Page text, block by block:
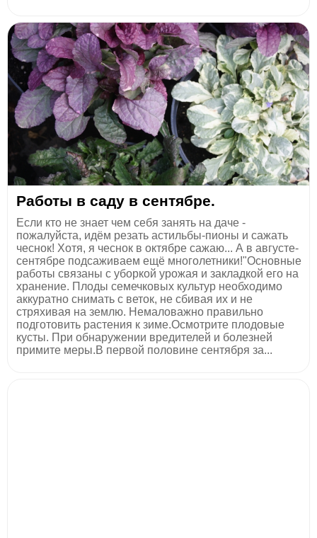
Работы в саду в сентябре.
Если кто не знает чем себя занять на даче -
пожалуйста, идём резать астильбы-пионы и сажать
чеснок! Хотя, я чеснок в октябре сажаю... А в августе-
сентябре подсаживаем ещё многолетники!"Основные
работы связаны с уборкой урожая и закладкой его на
хранение. Плоды семечковых культур необходимо
аккуратно снимать с веток, не сбивая их и не
стряхивая на землю. Немаловажно правильно
подготовить растения к зиме.Осмотрите плодовые
кусты. При обнаружении вредителей и болезней
примите меры.В первой половине сентября за...